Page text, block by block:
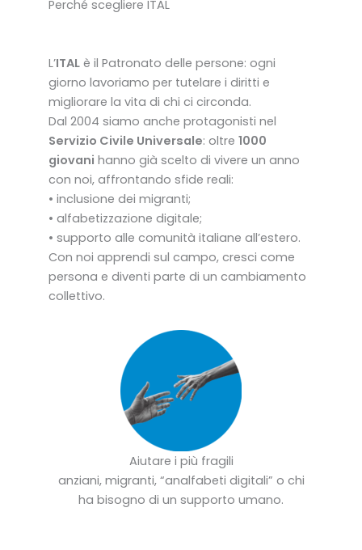
Perché scegliere ITAL
L’ITAL è il Patronato delle persone: ogni
giorno lavoriamo per tutelare i diritti e
migliorare la vita di chi ci circonda.
Dal 2004 siamo anche protagonisti nel
Servizio Civile Universale: oltre 1000
giovani hanno già scelto di vivere un anno
con noi, affrontando sfide reali:
• inclusione dei migranti;
• alfabetizzazione digitale;
• supporto alle comunità italiane all’estero.
Con noi apprendi sul campo, cresci come
persona e diventi parte di un cambiamento
collettivo.
Aiutare i più fragili
anziani, migranti, “analfabeti digitali” o chi
ha bisogno di un supporto umano.